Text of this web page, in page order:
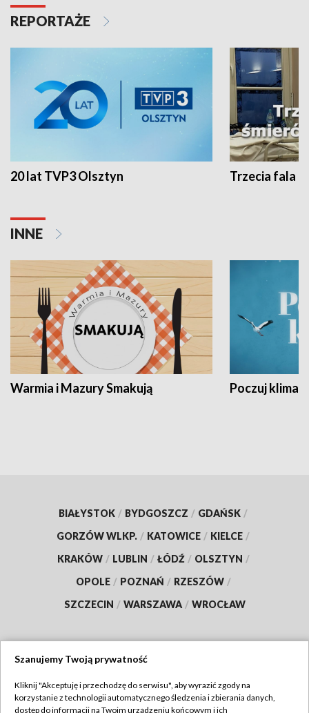
REPORTAŻE
20 lat TVP3 Olsztyn Trzecia fala -
INNE
Warmia i Mazury Smakują Poczuj klimat
BIAŁYSTOK / BYDGOSZCZ / GDAŃSK /
GORZÓW WLKP. / KATOWICE / KIELCE /
KRAKÓW / LUBLIN / ŁÓDŹ / OLSZTYN /
OPOLE / POZNAŃ / RZESZÓW /
SZCZECIN / WARSZAWA / WROCŁAW
TVP
Szanujemy Twoją prywatność
Kliknij "Akceptuję i przechodzę do serwisu", aby wyrazić zgody na
korzystanie z technologii automatycznego śledzenia i zbierania danych,
dostęp do informacji na Twoim urządzeniu końcowym i ich